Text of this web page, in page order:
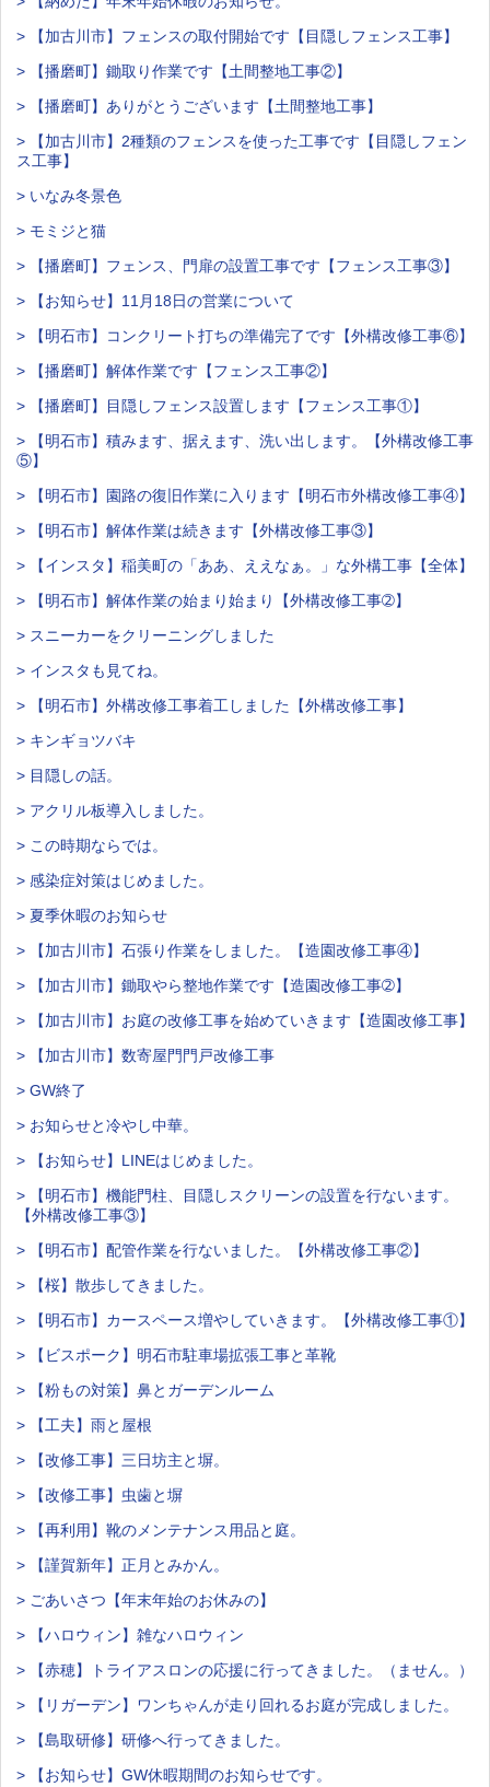
> 【加古川市】フェンスの取付開始です【目隠しフェンス工事】
> 【播磨町】鋤取り作業です【土間整地工事②】
> 【播磨町】ありがとうございます【土間整地工事】
> 【加古川市】2種類のフェンスを使った工事です【目隠しフェン
ス工事】
> いなみ冬景色
> モミジと猫
> 【播磨町】フェンス、門扉の設置工事です【フェンス工事③】
> 【お知らせ】11月18日の営業について
> 【明石市】コンクリート打ちの準備完了です【外構改修工事⑥】
> 【播磨町】解体作業です【フェンス工事②】
> 【播磨町】目隠しフェンス設置します【フェンス工事①】
> 【明石市】積みます、据えます、洗い出します。【外構改修工事
⑤】
> 【明石市】園路の復旧作業に入ります【明石市外構改修工事④】
> 【明石市】解体作業は続きます【外構改修工事③】
> 【インスタ】稲美町の「ああ、ええなぁ。」な外構工事【全体】
> 【明石市】解体作業の始まり始まり【外構改修工事➁】
> スニーカーをクリーニングしました
> インスタも見てね。
> 【明石市】外構改修工事着工しました【外構改修工事】
> キンギョツバキ
> 目隠しの話。
> アクリル板導入しました。
> この時期ならでは。
> 感染症対策はじめました。
> 夏季休暇のお知らせ
> 【加古川市】石張り作業をしました。【造園改修工事④】
> 【加古川市】鋤取やら整地作業です【造園改修工事➁】
> 【加古川市】お庭の改修工事を始めていきます【造園改修工事】
> 【加古川市】数寄屋門門戸改修工事
> GW終了
> お知らせと冷やし中華。
> 【お知らせ】LINEはじめました。
> 【明石市】機能門柱、目隠しスクリーンの設置を行ないます。
【外構改修工事③】
> 【明石市】配管作業を行ないました。【外構改修工事②】
> 【桜】散歩してきました。
> 【明石市】カースペース増やしていきます。【外構改修工事①】
> 【ビスポーク】明石市駐車場拡張工事と革靴
> 【粉もの対策】鼻とガーデンルーム
> 【工夫】雨と屋根
> 【改修工事】三日坊主と塀。
> 【改修工事】虫歯と塀
> 【再利用】靴のメンテナンス用品と庭。
> 【謹賀新年】正月とみかん。
> ごあいさつ【年末年始のお休みの】
> 【ハロウィン】雑なハロウィン
> 【赤穂】トライアスロンの応援に行ってきました。（ません。）
> 【リガーデン】ワンちゃんが走り回れるお庭が完成しました。
> 【島取研修】研修へ行ってきました。
> 【お知らせ】GW休暇期間のお知らせです。